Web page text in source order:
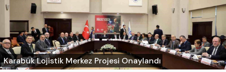
Karabük Lojistik Merkez Projesi Onaylandı